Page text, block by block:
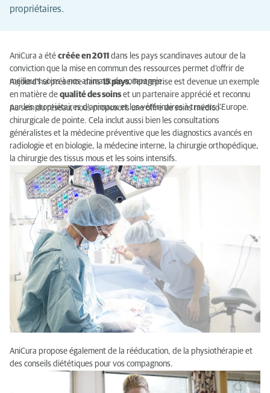
propriétaires.
AniCura a été créée en 2011 dans les pays scandinaves autour de la
conviction que la mise en commun des ressources permet d’offrir de
meilleurs soins à nos animaux de compagnie.
Aujourd'hui présente dans15 pays, l'entreprise est devenue un exemple
en matière de qualité des soins et un partenaire apprécié et reconnu
par les propriétaires d’animaux et les vétérinaires à travers l'Europe.
Au sein du réseau, nous proposons une offre de soins médico-
chirurgicale de pointe. Cela inclut aussi bien les consultations
généralistes et la médecine préventive que les diagnostics avancés en
radiologie et en biologie, la médecine interne, la chirurgie orthopédique,
la chirurgie des tissus mous et les soins intensifs.
AniCura propose également de la rééducation, de la physiothérapie et
des conseils diététiques pour vos compagnons.